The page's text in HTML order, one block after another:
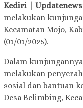
Kediri |
melakukan
Kecamatan Mojo,
(01/01/2025).
Dalam
melakukan
sosial dan bantuan
Desa Belimbing,